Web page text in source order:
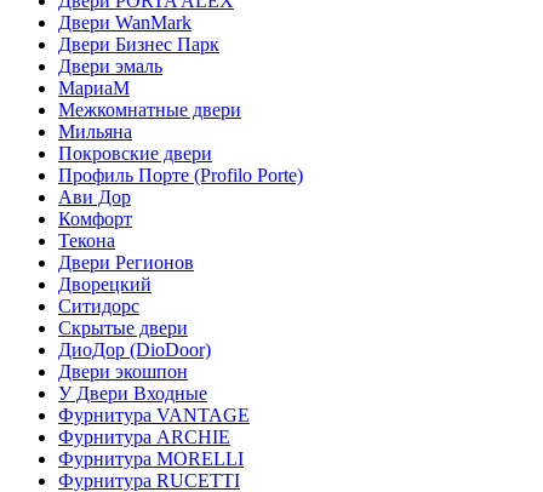
Двери WanMark
Двери Бизнес Парк
Двери эмаль
МариаМ
Межкомнатные двери
Мильяна
Покровские двери
Профиль Порте (Profilo Porte)
Ави Дор
Комфорт
Текона
Двери Регионов
Дворецкий
Ситидорс
Скрытые двери
ДиоДор (DioDoor)
Двери экошпон
У Двери Входные
Фурнитура VANTAGE
Фурнитура ARCHIE
Фурнитура MORELLI
Фурнитура RUCETTI